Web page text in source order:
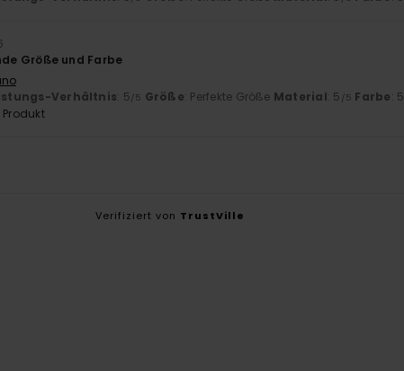
Größe und Farbe
Verhältnis: 5/5 Größe: Perfekte Größe Material: 5 /5 Farbe: 5
Verifiziert von TrustVille